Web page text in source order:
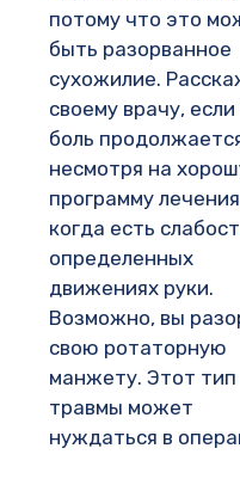
потому что это
быть разорванное
сухожилие.
своему врачу,
боль
несмотря на
программу
когда есть
определенных
движениях руки.
Возможно, вы
свою ротаторную
манжету. Этот тип
травмы может
нуждаться в